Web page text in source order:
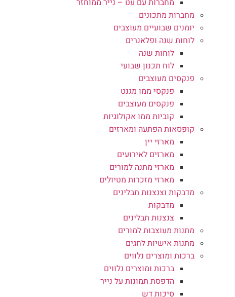
מחברות מתכונים
יומנים שבועיים מעוצבים
לוחות שנה ופלאנרים
לוחות שנה
לוח תכנון שבועי
פנקסים מעוצבים
פנקסי ממו מגנט
פנקסים מעוצבים
קוביות ממו אקולוגיות
קופסאות הפתעה ומארזים
מארזי יין
מארזים לאירועים
מארזי מתנה למורים
מארזי מזכרות מטיולים
מדבקות וצנצנות תבלינים
מדבקות
צנצנות תבלינים
מתנות מעוצבות למורים
מתנות אישיות לחגים
ברכות ומוצרים נלווים
ברכות ומוצרים נלווים
הדפסת תמונות על נייר
סיכות דש